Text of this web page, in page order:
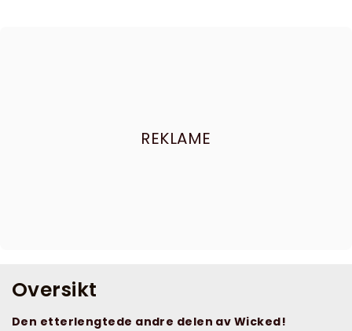
REKLAME
Oversikt
Den etterlengtede andre delen av Wicked!